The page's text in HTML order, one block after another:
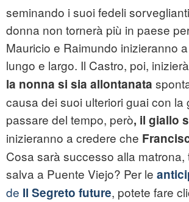
seminando i suoi fedeli
donna non tornerà più in paese
Mauricio e Raimundo inizieranno
lungo e largo. Il Castro, poi,
la nonna si sia allontanata
causa dei suoi ulteriori guai con la
passare del tempo, però, il giallo
inizieranno a credere che
Cosa sarà successo alla matrona,
salva a Puente Viejo? Per le
de Il Segreto future, potete fare